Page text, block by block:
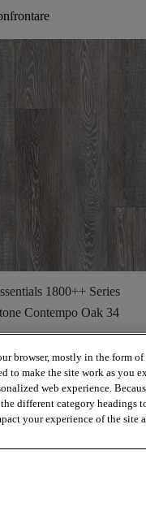
1800++ Series
Contempo Oak 34
Ordina un campione
rapida
browser, mostly in the form
to make the site work as you
web experience.
different category headings
your experience of the site